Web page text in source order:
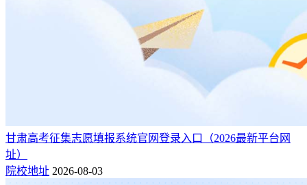
甘肃高考征集志愿填报系统官网登录入口（2026最新平台网
址）
院校地址 2026-08-03